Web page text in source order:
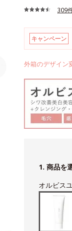
309
キャンペーン
外箱のデザイン
1. 商品を
オルビス